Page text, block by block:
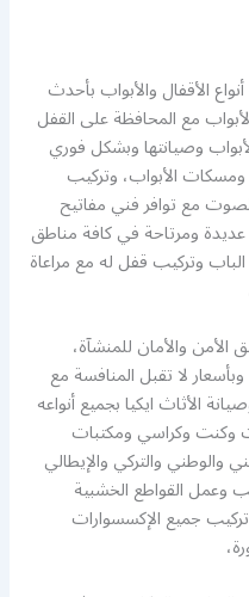
الأقفال والأبواب بأحدث
مع المحافظة على القفل
وصيانتها وبشكل فوري
ومسكات الأبواب، وتركيب
مع توافر فني مفاتيح
ومرتاحة في كافة مناطق
وتركيب قفل له مع مراعاة
والأمان للمنشآة،
لا تقبل المنافسة مع
الأثاث ايكيا بجميع أنواعه
وكنت وكراسي ومكتبات
والوطني والتركي والإيطالي
وعمل القواطع الخشبية
جميع الإكسسوارات